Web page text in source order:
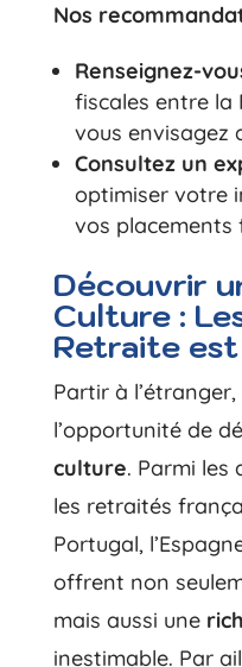
Nos
Renseignez-
fiscales entre la
vous envisagez
Consultez un
optimiser votre
vos placements
Découvrir
Culture :
Retraite
Partir à l’étranger,
l’opportunité de
culture. Parmi les
les retraités
Portugal,
offrent non
mais aussi une
inestimable. Par